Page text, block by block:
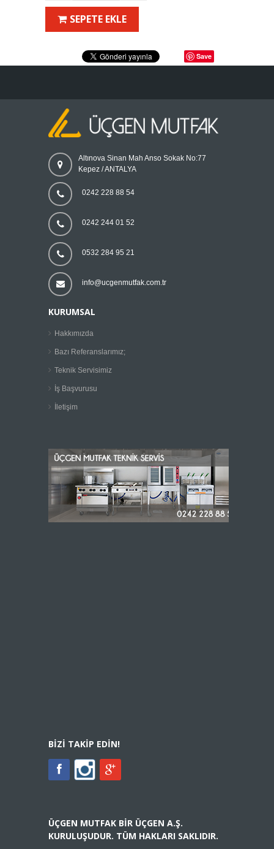
SEPETE EKLE
Save
Altınova Sinan Mah Anso Sokak No:77
Kepez / ANTALYA
0242 228 88 54
0242 244 01 52
0532 284 95 21
info@ucgenmutfak.com.tr
KURUMSAL
Hakkımızda
Bazı Referanslarımız;
Teknik Servisimiz
İş Başvurusu
İletişim
BIZI TAKIP EDIN!
ÜÇGEN MUTFAK BIR ÜÇGEN A.Ş.
KURULUŞUDUR. TÜM HAKLARI SAKLIDIR.